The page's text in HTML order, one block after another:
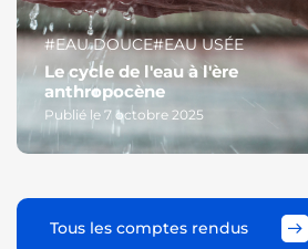
Tous les comptes rendus
#EAU DOUCE#EAU USÉE
Le cycle de l'eau à l'ère
anthropocène
Publié le 7 octobre 2025